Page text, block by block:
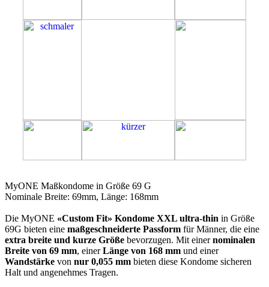
MyONE Maßkondome in Größe 69 G
Nominale Breite: 69mm, Länge: 168mm
Die MyONE «Custom Fit» Kondome XXL ultra-thin in Größe
69G bieten eine maßgeschneiderte Passform für Männer, die eine
extra breite und kurze Größe bevorzugen. Mit einernominalen
Breite von 69 mm, einerLänge von 168 mm und einer
Wandstärke von nur 0,055 mm bieten diese Kondome sicheren
Halt und angenehmes Tragen.